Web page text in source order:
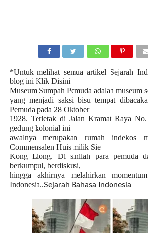
*Untuk melihat semua artikel Sejarah
blog ini Klik Disini
Museum Sumpah Pemuda adalah museum
yang menjadi saksi bisu tempat
Pemuda pada 28 Oktober
1928. Terletak di Jalan Kramat Raya No.
gedung kolonial ini
awalnya merupakan rumah indekos
Commensalen Huis milik Sie
Kong Liong. Di sinilah para pemuda
berkumpul, berdiskusi,
hingga akhirnya melahirkan
Indonesia..Sejarah Bahasa Indonesia